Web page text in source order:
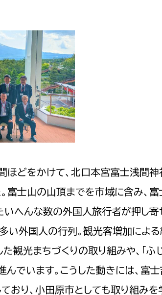
どをかけて、北口本宮富士浅間神
富士山の山頂までを市域に含み、富
へんな数の外国人旅行者が押し寄
い外国人の行列。観光客増加によ
観光まちづくりの取り組みや、「ふ
でいます。こうした動きには、富
ており、小田原市としても取り組み